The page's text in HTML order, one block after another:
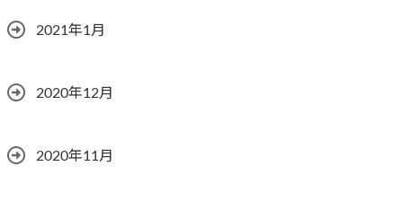
2021年1月
2020年12月
2020年11月